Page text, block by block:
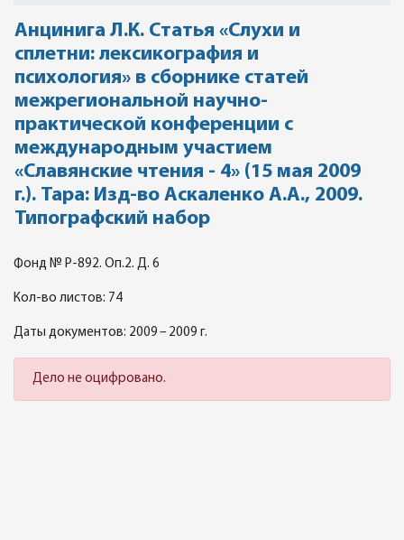
Анцинига Л.К. Статья «Слухи и
сплетни: лексикография и
психология» в сборнике статей
межрегиональной научно-
практической конференции с
международным участием
«Славянские чтения - 4» (15 мая 2009
г.). Тара: Изд-во Аскаленко А.А., 2009.
Типографский набор
Фонд № Р-892. Оп.2. Д. 6
Кол-во листов: 74
Даты документов: 2009 – 2009 г.
Дело не оцифровано.